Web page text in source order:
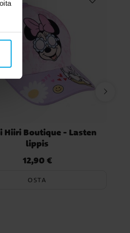
Hiiri Boutique - Lasten
lippis
Hinta:12,90 €
12,90 €
OSTA